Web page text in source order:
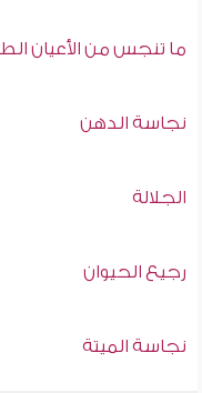
ما تنجس من الأعيان
نجاسة الدهن
الجلالة
رجيع الحيوان
نجاسة الميتة